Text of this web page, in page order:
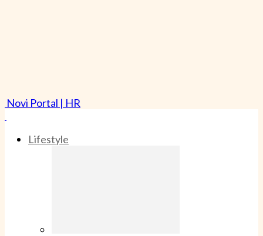
Novi Portal | HR
Lifestyle